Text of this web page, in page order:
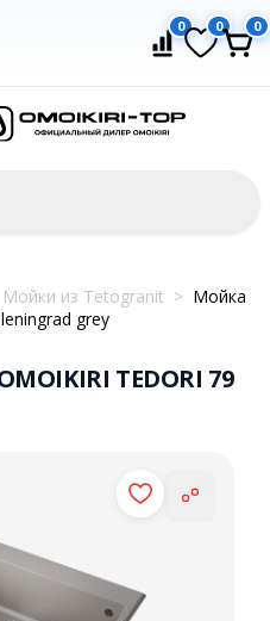
0 0 0
Мойки из Tetogranit > Мойка
grey
TEDORI 79